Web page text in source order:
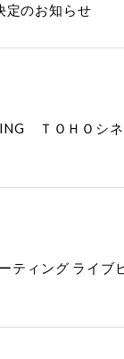
定のお知らせ
ＴＯＨＯシ
ティング ライ